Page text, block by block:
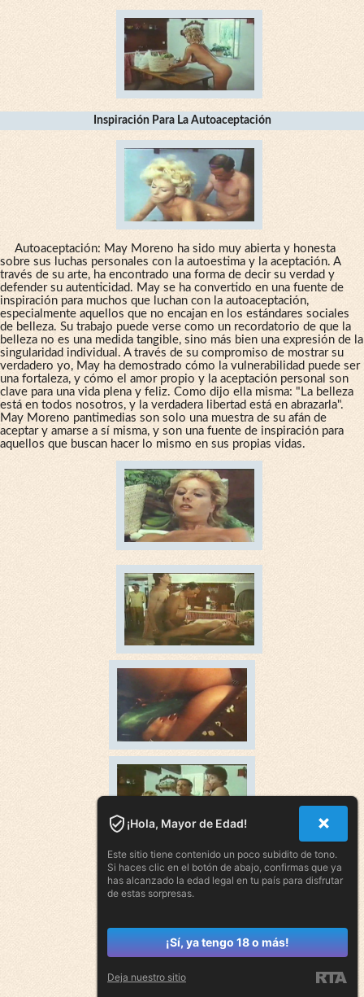
Inspiración Para La Autoaceptación
Autoaceptación: May Moreno ha sido muy abierta y honesta
sobre sus luchas personales con la autoestima y la aceptación. A
través de su arte, ha encontrado una forma de decir su verdad y
defender su autenticidad. May se ha convertido en una fuente de
inspiración para muchos que luchan con la autoaceptación,
especialmente aquellos que no encajan en los estándares sociales
de belleza. Su trabajo puede verse como un recordatorio de que la
belleza no es una medida tangible, sino más bien una expresión de la
singularidad individual. A través de su compromiso de mostrar su
verdadero yo, May ha demostrado cómo la vulnerabilidad puede ser
una fortaleza, y cómo el amor propio y la aceptación personal son
clave para una vida plena y feliz. Como dijo ella misma: "La belleza
está en todos nosotros, y la verdadera libertad está en abrazarla".
May Moreno pantimedias son solo una muestra de su afán de
aceptar y amarse a sí misma, y son una fuente de inspiración para
aquellos que buscan hacer lo mismo en sus propias vidas.
¡Hola, Mayor de Edad!
Este sitio tiene contenido un poco subidito de tono.
Si haces clic en el botón de abajo, confirmas que ya
has alcanzado la edad legal en tu país para disfrutar
de estas sorpresas.
¡Sí, ya tengo 18 o más!
Deja nuestro sitio